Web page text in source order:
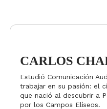
CARLOS
Estudió Comunicación
trabajar en su pasión: el
que nació al descubrir a
por los Campos Elíseos.